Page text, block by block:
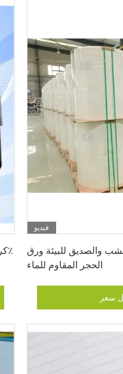
فيديو
والصديق للبيئة ورق
الحجر المقاوم للماء
سعر